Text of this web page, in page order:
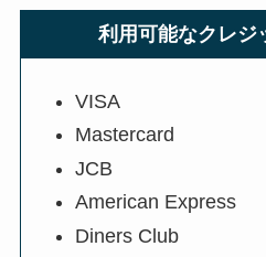
利用可能なクレジ
VISA
Mastercard
JCB
American Express
Diners Club